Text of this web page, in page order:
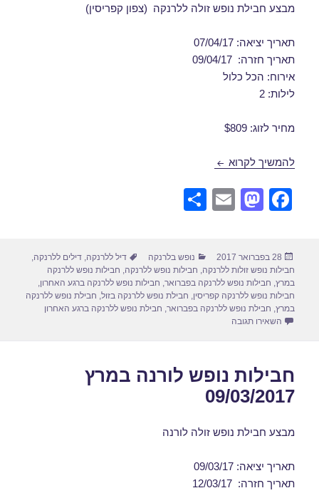
מבצע חבילת נופש זולה ללרנקה (צפון קפריסין)
תאריך יציאה: 07/04/17
תאריך חזרה: 09/04/17
אירוח: הכל כלול
לילות: 2
מחיר לזוג: $809
להמשיך לקרוא חבילות נופש ללרנקה בפסח 07/04/2017
F
e
b
o
M
o
d
o
E
e
פורסם
בתאריך
28 בפברואר 2017 קטגוריות
נופש בלרנקה תגיות
דיל ללרנקה,דילים ללרנקה,
חבילות נופש זולות ללרנקה, חבילות נופש ללרנקה, חבילות נופש ללרנקה
במרץ, חבילות נופש ללרנקה בפברואר, חבילות נופש ללרנקה ברגע האחרון,
חבילות נופש ללרנקה קפריסין, חבילת נופש ללרנקה בזול, חבילת נופש ללרנקה
במרץ, חבילת נופש ללרנקה בפברואר, חבילת נופש ללרנקה ברגע האחרון
השאירו תגובה
חבילות נופש לורנה במרץ
09/03/2017
מבצע חבילת נופש זולה לורנה
תאריך יציאה: 09/03/17
תאריך חזרה: 12/03/17